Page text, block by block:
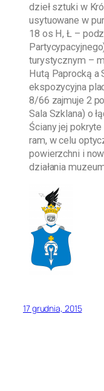
dzieł sztuki w
usytuowane w
18 os H, Ł –
turystycznym –
Hutą Paprocką a
ekspozycyjna
8/66 zajmuje 2
Sala Szklana) o
Ściany jej
ram, w celu
powierzchni i
działania
17 grudnia, 2015